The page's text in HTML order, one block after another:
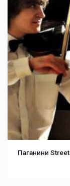
Паганини Street